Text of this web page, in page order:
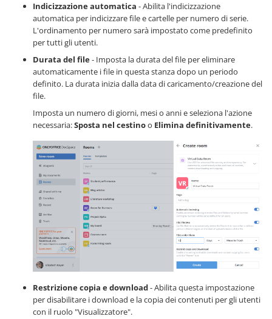
Indicizzazione automatica - Abilita l'indicizzazione
automatica per indicizzare file e cartelle per numero di serie.
L'ordinamento per numero sarà impostato come predefinito
per tutti gli utenti.
Durata del file- Imposta la durata del file per eliminare
automaticamente i file in questa stanza dopo un periodo
definito. La durata inizia dalla data di caricamento/creazione del
file.
Imposta un numero di giorni, mesi o anni e seleziona l'azione
necessaria:Sposta nel cestinoo Elimina definitivamente.
Restrizione copia e download- Abilita questa impostazione
per disabilitare i download e la copia dei contenuti per gli utenti
con il ruolo "Visualizzatore".